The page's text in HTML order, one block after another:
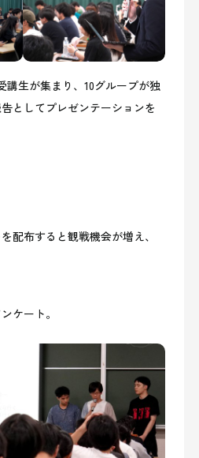
講生が集まり、10グループが独
としてプレゼンテーションを
配布すると観戦機会が増え、
ケート。